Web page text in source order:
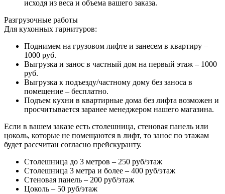
исходя из веса и объема вашего заказа.
Разгрузочные работы
Для кухонных гарнитуров:
Поднимем на грузовом лифте и занесем в квартиру –
1000 руб.
Выгрузка и занос в частный дом на первый этаж – 1000
руб.
Выгрузка к подъезду/частному дому без заноса в
помещение – бесплатно.
Подъем кухни в квартирные дома без лифта возможен и
просчитывается заранее менеджером нашего магазина.
Если в вашем заказе есть столешница, стеновая панель или
цоколь, которые не помещаются в лифт, то занос по этажам
будет рассчитан согласно прейскуранту.
Столешница до 3 метров – 250 руб/этаж
Столешница 3 метра и более – 400 руб/этаж
Стеновая панель – 200 руб/этаж
Цоколь – 50 руб/этаж